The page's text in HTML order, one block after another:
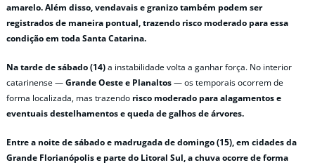
amarelo. Além disso, vendavais e granizo também podem ser
registrados de maneira pontual, trazendo risco moderado para essa
condição em toda Santa Catarina.
Na tarde de sábado (14)a instabilidade volta a ganhar força. No interior
catarinense —Grande Oeste e Planaltos— os temporais ocorrem de
forma localizada, mas trazendo risco moderado para alagamentos e
eventuais destelhamentos e queda de galhos de árvores.
Entre a noite de sábado e madrugada de domingo (15), em cidades da
Grande Florianópolis e parte do Litoral Sul, a chuva ocorre de forma